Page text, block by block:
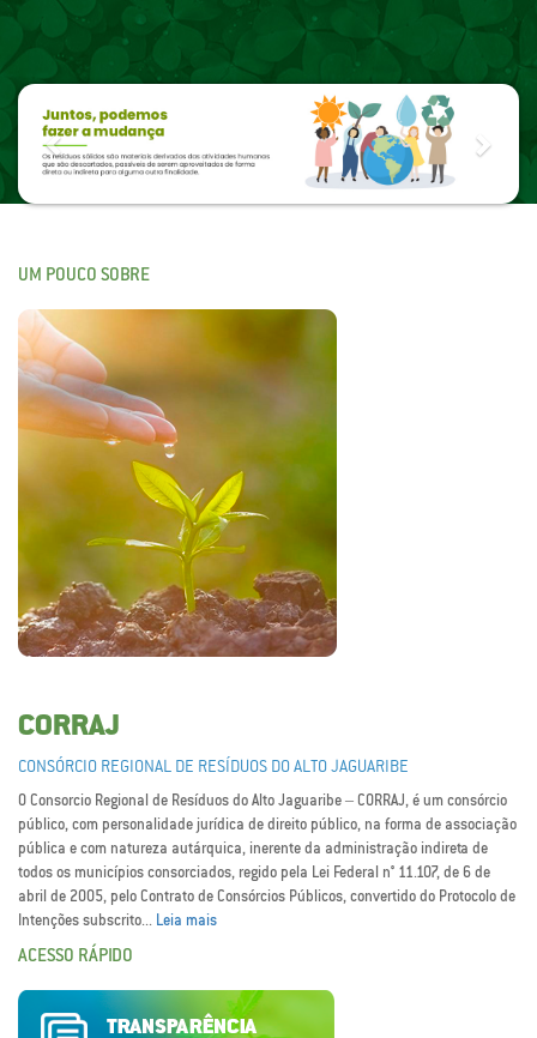
Next
UM POUCO SOBRE
CORRAJ
CONSÓRCIO REGIONAL DE RESÍDUOS DO ALTO JAGUARIBE
O Consorcio Regional de Resíduos do Alto Jaguaribe – CORRAJ, é um consórcio
público, com personalidade jurídica de direito público, na forma de associação
pública e com natureza autárquica, inerente da administração indireta de
todos os municípios consorciados, regido pela Lei Federal n° 11.107, de 6 de
abril de 2005, pelo Contrato de Consórcios Públicos, convertido do Protocolo de
Intenções subscrito... Leia mais
ACESSO RÁPIDO